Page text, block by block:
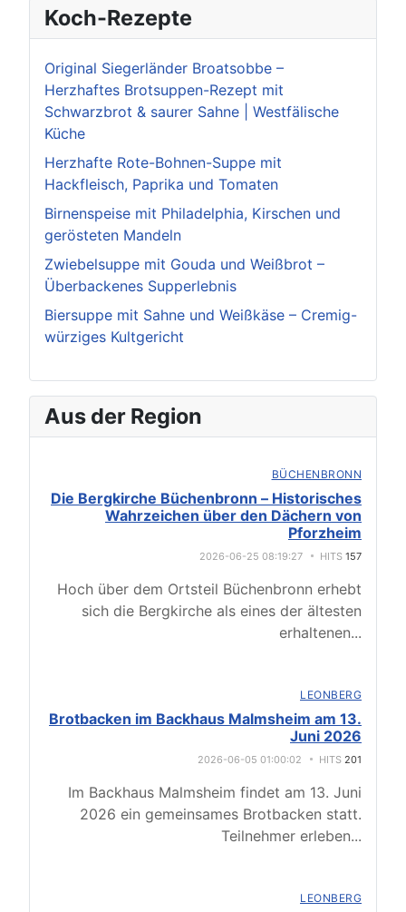
Koch-Rezepte
Original Siegerländer Broatsobbe –
Herzhaftes Brotsuppen-Rezept mit
Schwarzbrot & saurer Sahne | Westfälische
Küche
Herzhafte Rote-Bohnen-Suppe mit
Hackfleisch, Paprika und Tomaten
Birnenspeise mit Philadelphia, Kirschen und
gerösteten Mandeln
Zwiebelsuppe mit Gouda und Weißbrot –
Überbackenes Supperlebnis
Biersuppe mit Sahne und Weißkäse – Cremig-
würziges Kultgericht
Aus der Region
BÜCHENBRONN
Die Bergkirche Büchenbronn – Historisches
Wahrzeichen über den Dächern von
Pforzheim
2026-06-25 08:19:27 HITS 157
Hoch über dem Ortsteil Büchenbronn erhebt
sich die Bergkirche als eines der ältesten
erhaltenen...
LEONBERG
Brotbacken im Backhaus Malmsheim am 13.
Juni 2026
2026-06-05 01:00:02 HITS 201
Im Backhaus Malmsheim findet am 13. Juni
2026 ein gemeinsames Brotbacken statt.
Teilnehmer erleben...
LEONBERG